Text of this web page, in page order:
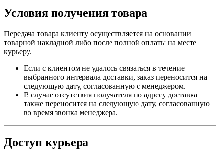
Условия получения товара
Передача товара клиенту осуществляется на основании
товарной накладной либо после полной оплаты на месте
курьеру.
Если с клиентом не удалось связаться в течение
выбранного интервала доставки, заказ переносится на
следующую дату, согласованную с менеджером.
В случае отсутствия получателя по адресу доставка
также переносится на следующую дату, согласованную
во время звонка менеджера.
Доступ курьера